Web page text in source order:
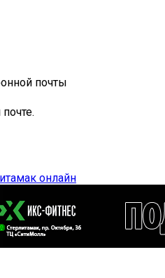
почты
онлайн